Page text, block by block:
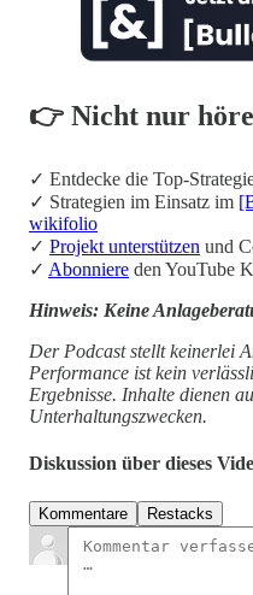
👉 Nicht nur
✓ Entdecke die Top-
✓ Strategien im Einsatz im
wikifolio
✓ Projekt unterstützen und
✓ Abonniere den YouTube
Hinweis: Keine
Der Podcast stellt keinerlei
Performance ist kein
Ergebnisse. Inhalte dienen
Unterhaltungszwecken.
Diskussion über dieses
Kommentare Restacks